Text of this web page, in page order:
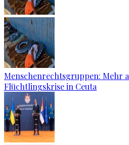
Menschenrechtsgruppen: Mehr
Flüchtlingskrise in Ceuta